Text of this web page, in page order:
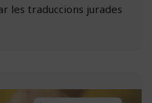
les traduccions jurades